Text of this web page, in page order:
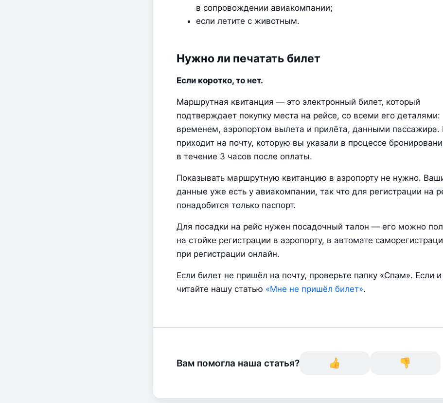
в сопровождении авиакомпании;
если летите с животным.
Нужно ли печатать билет
Если коротко, то нет.
Маршрутная квитанция — это электронный билет, который
подтверждает покупку места на рейсе, со всеми его деталями:
временем, аэропортом вылета и прилёта, данными пассажира.
приходит на почту, которую вы указали в процессе
в течение 3 часов после оплаты.
Показывать маршрутную квитанцию в аэропорту не нужно.
данные уже есть у авиакомпании, так что для регистрации на
понадобится только паспорт.
Для посадки на рейс нужен посадочный талон — его можно
на стойке регистрации в аэропорту, в автомате
при регистрации онлайн.
Если билет не пришёл на почту, проверьте папку «Спам». Если и
читайте нашу статью «Мне не пришёл билет».
Вам помогла наша статья?